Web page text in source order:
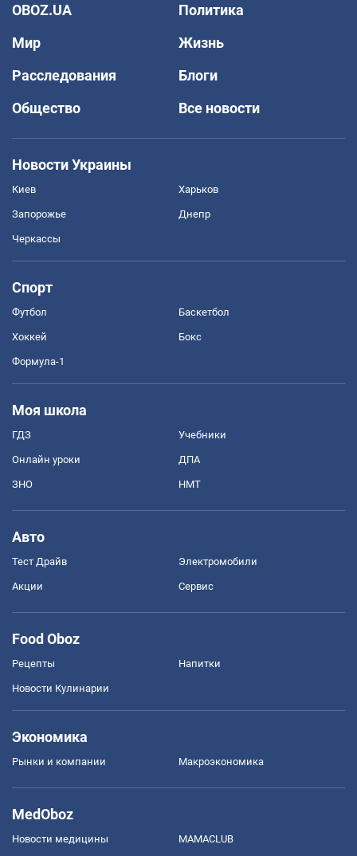
OBOZ.UA
Политика
Мир
Жизнь
Расследования
Блоги
Общество
Все новости
Новости Украины
Киев Харьков
Запорожье Днепр
Черкассы
Спорт
Футбол Баскетбол
Хоккей Бокс
Формула-1
Моя школа
ГДЗ Учебники
Онлайн уроки ДПА
ЗНО НМТ
Авто
Тест Драйв Электромобили
Акции Сервис
Food Oboz
Рецепты Напитки
Новости Кулинарии
Экономика
Рынки и компании Mакроэкономика
MedOboz
Новости медицины MAMACLUB